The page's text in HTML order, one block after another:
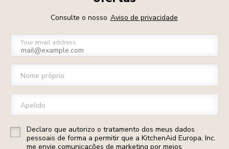
Consulte o nosso Aviso de privacidade
Your email address
Nome próprio
Apelido
Declaro que autorizo o tratamento dos meus dados
pessoais de forma a permitir que a KitchenAid Europa, Inc.
me envie comunicações de marketing por meios